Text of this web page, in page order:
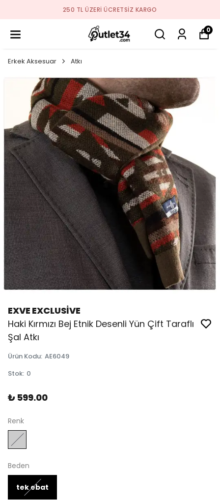
250 TL ÜZERI ÜCRETSIZ KARGO
0
Erkek Aksesuar Atkı
EXVE EXCLUSİVE
Haki Kırmızı Bej Etnik Desenli Yün Çift Taraflı
Şal Atkı
Ürün Kodu: AE6049
Stok: 0
₺ 599.00
Renk
Beden
tek ebat